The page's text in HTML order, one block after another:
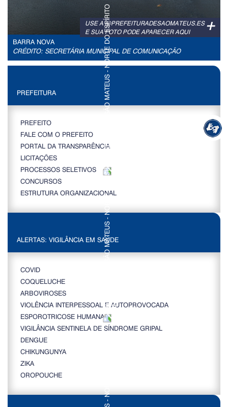
+
USE A @PREFEITURADESAOMATEUS.ES
E SUA FOTO PODE APARECER AQUI
BARRA NOVA
CRÉDITO: SECRETÁRIA MUNICIPAL DE COMUNICAÇÃO
PREFEITURA
PREFEITO
FALE COM O PREFEITO
PORTAL DA TRANSPARÊNCIA
LICITAÇÕES
PROCESSOS SELETIVOS
CONCURSOS
ESTRUTURA ORGANIZACIONAL
ALERTAS: VIGILÂNCIA EM SAÚDE
COVID
COQUELUCHE
ARBOVIROSES
VIOLÊNCIA INTERPESSOAL E AUTOPROVOCADA
ESPOROTRICOSE HUMANA
VIGILÂNCIA SENTINELA DE SÍNDROME GRIPAL
DENGUE
CHIKUNGUNYA
ZIKA
OROPOUCHE